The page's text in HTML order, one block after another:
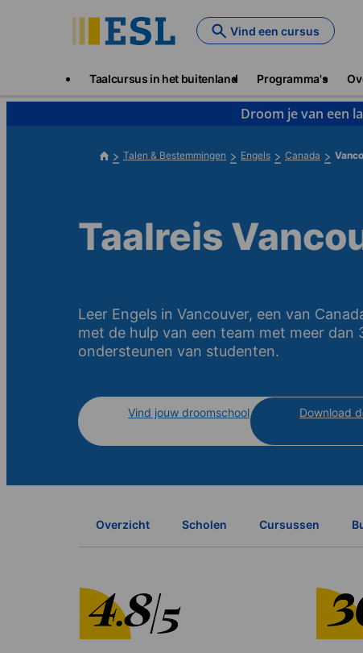
Vind een cursus
Taalcursus in het buitenland Programma's
Droom je van een
Talen & Bestemmingen Engels Canada
Taalreis
Leer Engels in Vancouver, een van
met de hulp van een team met meer dan
ondersteunen van studenten.
Vind jouw droomschool Download
Overzicht Scholen Cursussen